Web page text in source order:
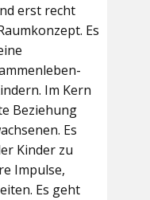
erst recht
Es
Im Kern
Beziehung
Es
Kinder zu
Impulse,
Es geht